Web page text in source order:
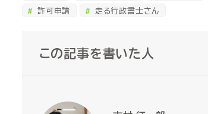
許可申請
走る行政書士さん
この記事を書いた人